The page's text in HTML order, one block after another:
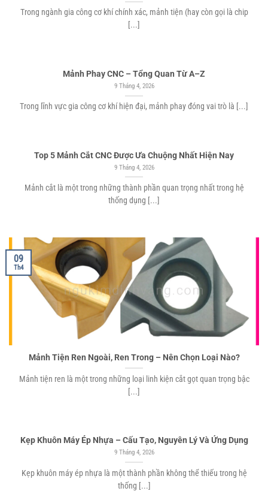
Trong ngành gia công cơ khí chính xác, mảnh tiện (hay còn gọi là chip
[...]
Mảnh Phay CNC – Tổng Quan Từ A–Z
9 Tháng 4, 2026
Trong lĩnh vực gia công cơ khí hiện đại, mảnh phay đóng vai trò là [...]
Top 5 Mảnh Cắt CNC Được Ưa Chuộng Nhất Hiện Nay
9 Tháng 4, 2026
Mảnh cắt là một trong những thành phần quan trọng nhất trong hệ
thống dụng [...]
Mảnh Tiện Ren Ngoài, Ren Trong – Nên Chọn Loại Nào?
Mảnh tiện ren là một trong những loại linh kiện cắt gọt quan trọng bậc
[...]
09
Th4
Kẹp Khuôn Máy Ép Nhựa – Cấu Tạo, Nguyên Lý Và Ứng Dụng
9 Tháng 4, 2026
Kẹp khuôn máy ép nhựa là một thành phần không thể thiếu trong hệ
thống [...]